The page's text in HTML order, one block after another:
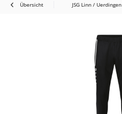
Übersicht JSG Linn / Uerdingen